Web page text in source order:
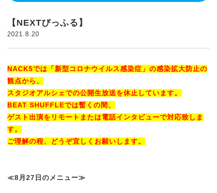
【NEXTびっふる】
2021.8.20
NACK5では「新型コロナウイルス感染症」の感染拡大防止の
観点から、
スタジオアルシェでの公開生放送を休止しています。
BEAT SHUFFLEでは暫くの間、
ゲスト出演をリモートまたは電話インタビューで対応致しま
す。
ご理解の程、どうぞ宜しくお願いします。
≪8月27日のメニュー≫